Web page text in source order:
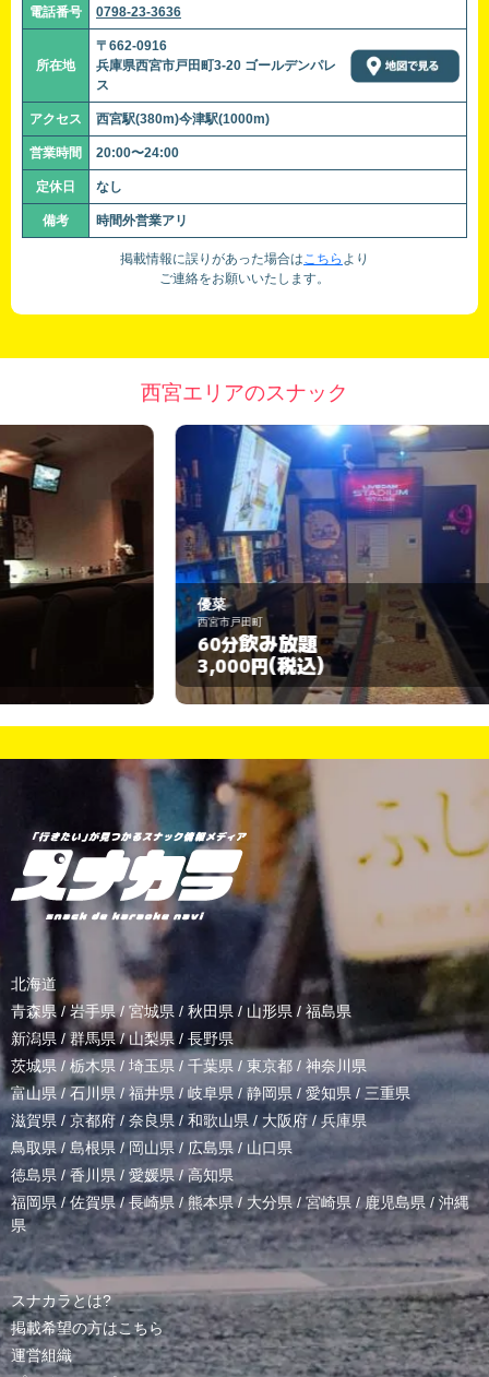
電話番号 0798-23-3636
所在地
〒662-0916
兵庫県西宮市戸田町3-20 ゴールデンパレ
ス
アクセス 西宮駅(380m)今津駅(1000m)
営業時間 20:00〜24:00
定休日 なし
備考 時間外営業アリ
掲載情報に誤りがあった場合はこちら より
ご連絡をお願いいたします。
西宮エリアのスナック
飲み放題
(税込)
北海道
青森県 / 岩手県/ 宮城県 / 秋田県 / 山形県/ 福島県
新潟県 /群馬県/山梨県 / 長野県
茨城県 / 栃木県 / 埼玉県 / 千葉県 / 東京都 / 神奈川県
富山県 /石川県/福井県/岐阜県 / 静岡県 / 愛知県 / 三重県
滋賀県 / 京都府 / 奈良県 / 和歌山県/ 大阪府 /兵庫県
鳥取県/ 島根県 /岡山県/ 広島県 / 山口県
徳島県 /香川県 / 愛媛県/高知県
福岡県/佐賀県/長崎県 /熊本県/ 大分県/宮崎県 /鹿児島県 / 沖縄
県
スナカラとは?
掲載希望の方はこちら
運営組織